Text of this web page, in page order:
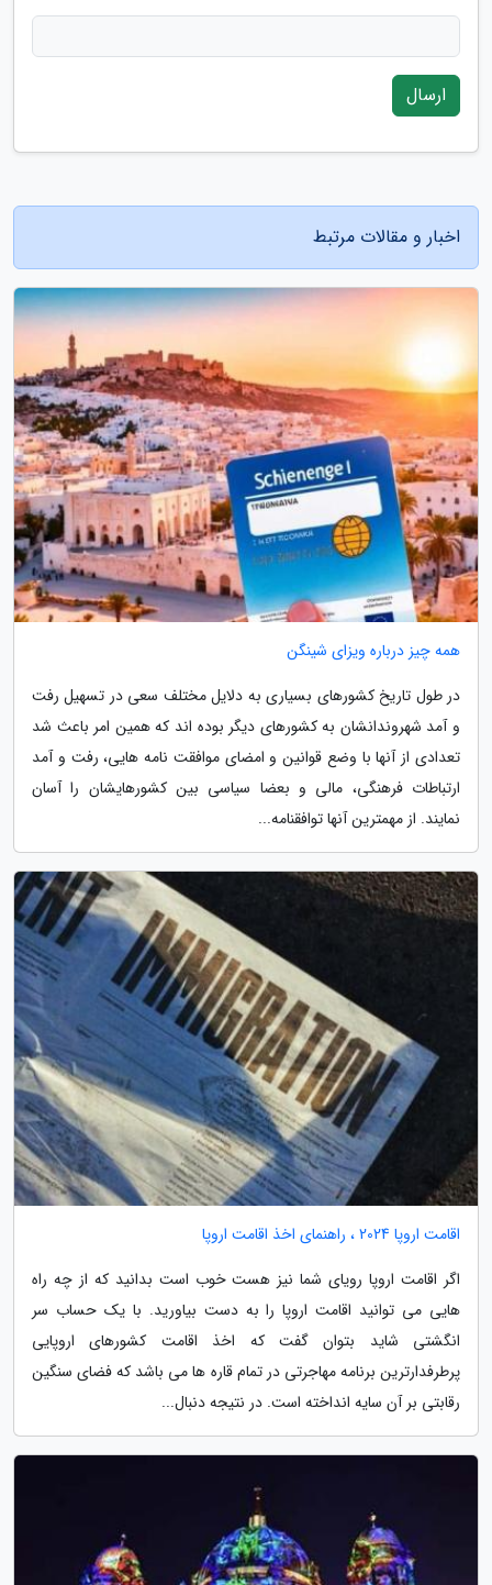
ارسال
اخبار و مقالات مرتبط
همه چیز درباره ویزای شینگن
در طول تاریخ کشورهای بسیاری به دلایل مختلف سعی در تسهیل رفت
و آمد شهروندانشان به کشورهای دیگر بوده اند که همین امر باعث شد
تعدادی از آنها با وضع قوانین و امضای موافقت نامه هایی، رفت و آمد
ارتباطات فرهنگی، مالی و بعضا سیاسی بین کشورهایشان را آسان
نمایند. از مهمترین آنها توافقنامه...
اقامت اروپا 2024 ، راهنمای اخذ اقامت اروپا
اگر اقامت اروپا رویای شما نیز هست خوب است بدانید که از چه راه
هایی می توانید اقامت اروپا را به دست بیاورید. با یک حساب سر
انگشتی شاید بتوان گفت که اخذ اقامت کشورهای اروپایی
پرطرفدارترین برنامه مهاجرتی در تمام قاره ها می باشد که فضای سنگین
رقابتی بر آن سایه انداخته است. در نتیجه دنبال...